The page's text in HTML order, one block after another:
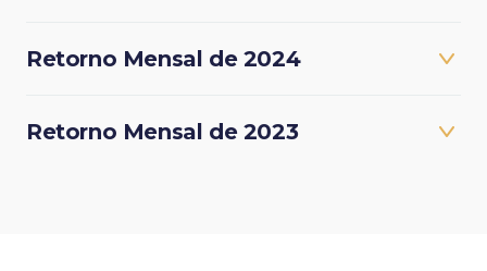
Retorno Mensal de 2024
Retorno Mensal de 2023